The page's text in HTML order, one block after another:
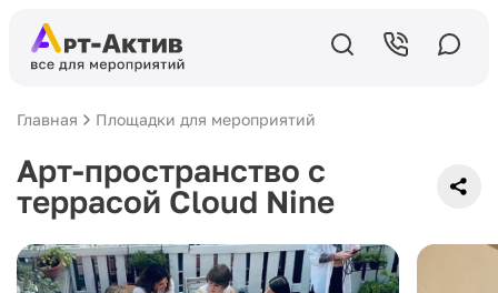
Главная Площадки для мероприятий
Арт-пространство с
террасой Cloud Nine